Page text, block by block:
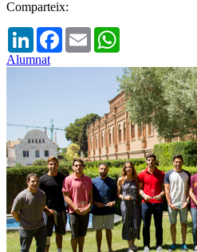
Comparteix:
LinkedInFacebook
Email
Alumnat